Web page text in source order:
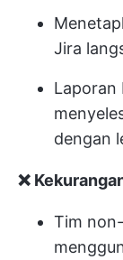
Jira
Laporan
dengan
❌
Tim